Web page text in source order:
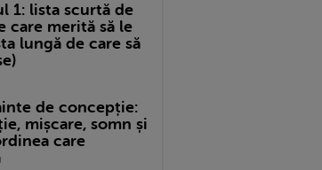
1: lista scurtă de
care merită să le
lungă de care să
de concepție:
mișcare, somn și
care